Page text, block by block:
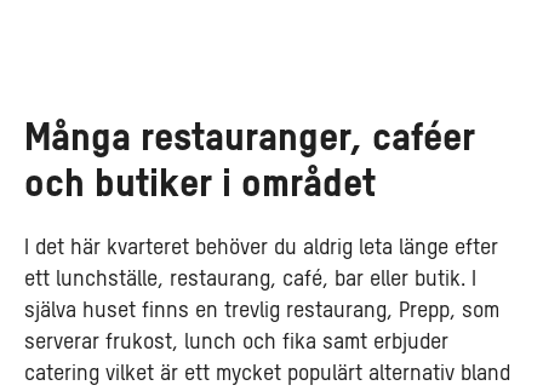
Många restauranger, caféer
och butiker i området
I det här kvarteret behöver du aldrig leta länge efter
ett lunchställe, restaurang, café, bar eller butik. I
själva huset finns en trevlig restaurang, Prepp, som
serverar frukost, lunch och fika samt erbjuder
catering vilket är ett mycket populärt alternativ bland